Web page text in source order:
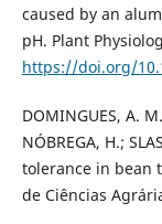
caused by an
pH. Plant
https://doi.org/
DOMINGUES, A.
NÓBREGA, H.;
tolerance in bean
de Ciências